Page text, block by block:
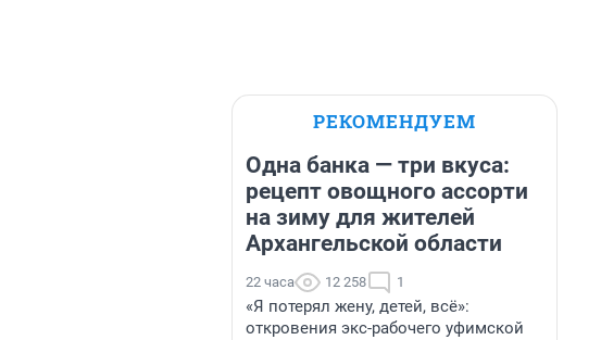
РЕКОМЕНДУЕМ
Одна банка — три вкуса:
рецепт овощного ассорти
на зиму для жителей
Архангельской области
22 часа 12 258 1
«Я потерял жену, детей, всё»:
откровения экс-рабочего уфимской